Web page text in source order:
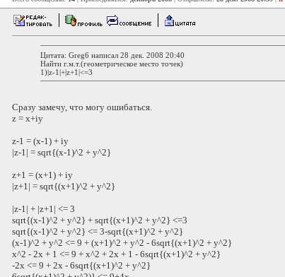
Цитата: Greg6 написал 28 дек. 2008 20:40
Найти г.м.т.(геометрическое место точек)
1)|z-1|+|z+1|<=3
Сразу замечу, что могу ошибаться.
z = x+iy
z-1 = (x-1) + iy
|z-1| = sqrt{(x-1)^2 + y^2}
z+1 = (x+1) + iy
|z+1| = sqrt{(x+1)^2 + y^2}
|z-1| + |z+1| <= 3
sqrt{(x-1)^2 + y^2} + sqrt{(x+1)^2 + y^2} <=3
sqrt{(x-1)^2 + y^2} <= 3-sqrt{(x+1)^2 + y^2}
(x-1)^2 + y^2 <= 9 + (x+1)^2 + y^2 - 6sqrt{(x+1)^2 + y^2}
x^2 - 2x + 1 <= 9 + x^2 + 2x + 1 - 6sqrt{(x+1)^2 + y^2}
-2x <= 9 + 2x - 6sqrt{(x+1)^2 + y^2}